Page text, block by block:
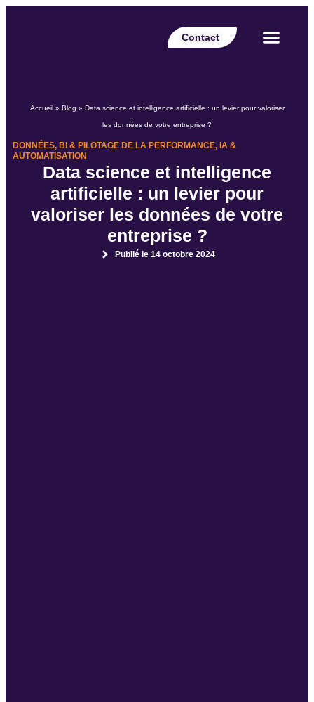
Contact
Accueil » Blog » Data science et intelligence artificielle : un levier pour valoriser
les données de votre entreprise ?
DONNÉES, BI & PILOTAGE DE LA PERFORMANCE, IA &
AUTOMATISATION
Data science et intelligence
artificielle : un levier pour
valoriser les données de votre
entreprise ?
Publié le 14 octobre 2024